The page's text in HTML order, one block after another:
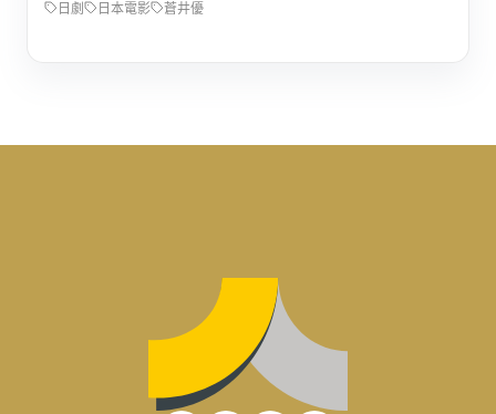
日劇 日本電影 蒼井優